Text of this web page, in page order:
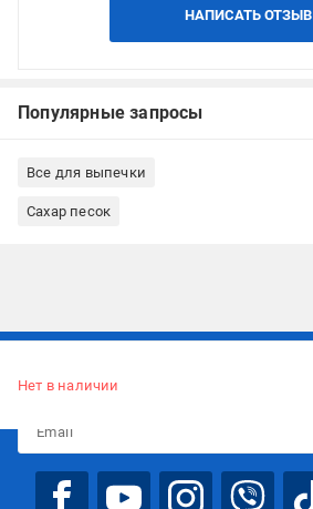
НАПИСАТЬ ОТЗЫВ
Популярные запросы
Все для выпечки
Сахар песок
Нет в наличии